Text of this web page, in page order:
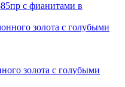
с фианитами в
золота с голубыми